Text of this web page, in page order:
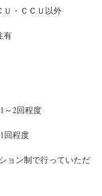
Ｕ・ＣＣＵ以外
有
～2回程度
回程度
ョン制で行っていただ